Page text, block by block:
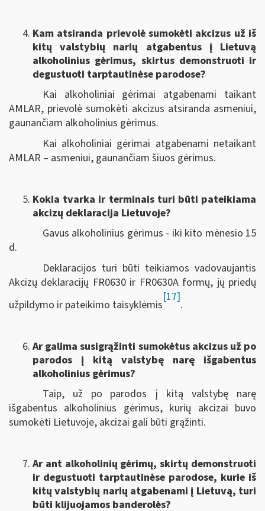
Kam atsiranda prievolė sumokėti akcizus už iš
kitų valstybių narių atgabentus į Lietuvą
alkoholinius gėrimus, skirtus demonstruoti ir
degustuoti tarptautinėse parodose?
Kai alkoholiniai gėrimai atgabenami taikant
AMLAR, prievolė sumokėti akcizus atsiranda asmeniui,
gaunančiam alkoholinius gėrimus.
Kai alkoholiniai gėrimai atgabenami netaikant
AMLAR – asmeniui, gaunančiam šiuos gėrimus.
Kokia tvarka ir terminais turi būti pateikiama
akcizų deklaracija Lietuvoje?
Gavus alkoholinius gėrimus - iki kito mėnesio 15
d.
Deklaracijos turi būti teikiamos vadovaujantis
Akcizų deklaracijų FR0630 ir FR0630A formų, jų priedų
užpildymo ir pateikimo taisyklėmis
[17]
.
Ar galima susigrąžinti sumokėtus akcizus už po
parodos į kitą valstybę narę išgabentus
alkoholinius gėrimus?
Taip, už po parodos į kitą valstybę narę
išgabentus alkoholinius gėrimus, kurių akcizai buvo
sumokėti Lietuvoje, akcizai gali būti grąžinti.
Ar ant alkoholinių gėrimų, skirtų demonstruoti
ir degustuoti tarptautinėse parodose, kurie iš
kitų valstybių narių atgabenami į Lietuvą, turi
būti klijuojamos banderolės?